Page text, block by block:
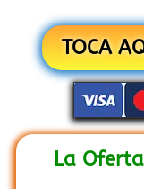
TOCA
La